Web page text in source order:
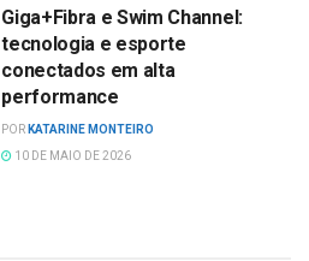
Giga+Fibra e Swim Channel:
tecnologia e esporte
conectados em alta
performance
POR KATARINE MONTEIRO
10 DE MAIO DE 2026